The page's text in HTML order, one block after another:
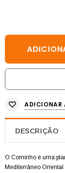
ADICIONAR
DESCRIÇÃO
O Cominho é uma
Mediterrâneo